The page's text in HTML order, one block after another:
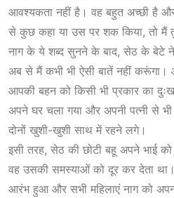
आवश्यकता नहीं है। वह बहुत अच्छी है
से कुछ कहा या उस पर शक किया, तो मैं
नाग के ये शब्द सुनने के बाद, सेठ के बेटे
अब से मैं कभी भी ऐसी बातें नहीं
आपकी बहन को किसी भी प्रकार का
अपने घर चला गया और अपनी पत्नी से
दोनों खुशी-खुशी साथ में रहने लगे।
इसी तरह, सेठ की छोटी बहू अपने भाई
वह उसकी समस्याओं को दूर कर देता था।
आरंभ हुआ और सभी महिलाएं नाग को